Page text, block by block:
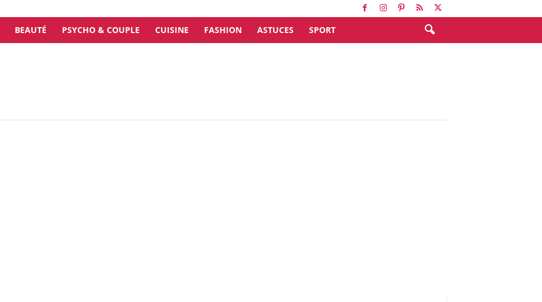
BEAUTÉ PSYCHO & COUPLE CUISINE FASHION ASTUCES SPORT